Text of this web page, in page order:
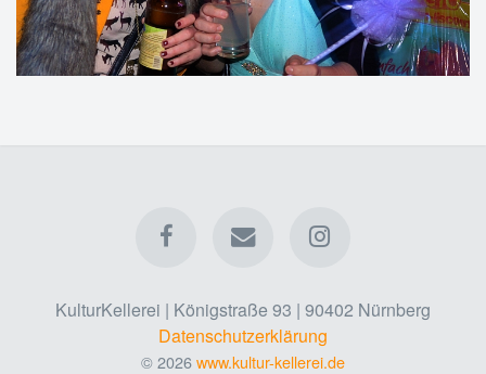
KulturKellerei | Königstraße 93 | 90402 Nürnberg
Datenschutzerklärung
© 2026www.kultur-kellerei.de